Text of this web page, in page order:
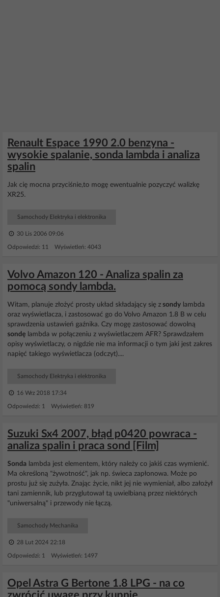
Renault Espace 1990 2.0 benzyna -
wysokie spalanie, sonda lambda i analiza
spalin
Jak cię mocna przyciśnie,to mogę ewentualnie pozyczyć walizkę
XR25.
Samochody Elektryka i elektronika
30 Lis 2006 09:06
Odpowiedzi: 11 Wyświetleń: 4043
Volvo Amazon 120 - Analiza spalin za
pomocą sondy lambda.
Witam, planuje złożyć prosty układ składający się z sondy lambda
oraz wyświetlacza, i zastosować go do Volvo Amazon 1.8 B w celu
sprawdzenia ustawień gaźnika. Czy mogę zastosować dowolną
sondę lambda w połączeniu z wyświetlaczem AFR? Sprawdzałem
opisy wyświetlaczy, o nigdzie nie ma informacji o tym jaki jest zakres
napięć takiego wyświetlacza (odczyt)....
Samochody Elektryka i elektronika
16 Wrz 2018 17:34
Odpowiedzi: 1 Wyświetleń: 819
Suzuki Sx4 2007, błąd p0420 powraca -
analiza spalin i praca sond [Film]
Sonda lambda jest elementem, który należy co jakiś czas wymienić.
Ma określoną "żywotność", jak np. świeca zapłonowa. Może po
prostu już się zużyła. Znając życie, nikt jej nie wymieniał, albo założył
tani zamiennik, lub przyglutował tą uwielbianą przez niektórych
"uniwersalną" i przewody nie łączą.
Samochody Mechanika
28 Lut 2024 22:18
Odpowiedzi: 1 Wyświetleń: 1497
Opel Astra G Bertone 1.8 LPG - na co